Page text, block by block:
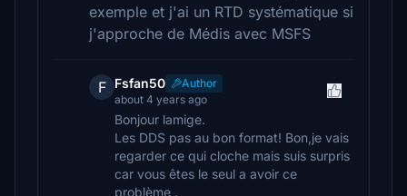
exemple et j'ai un RTD systématique si
j'approche de Médis avec MSFS
F Fsfan50
Author
about 4 years ago
Bonjour lamige.
Les DDS pas au bon format! Bon,je vais
regarder ce qui cloche mais suis surpris
car vous êtes le seul a avoir ce
problème .